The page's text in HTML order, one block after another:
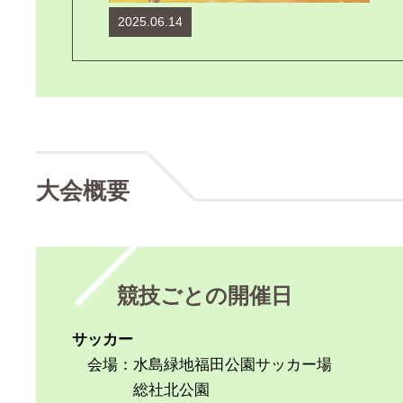
2025.06.14
大会概要
競技ごとの開催日
サッカー
会場：水島緑地福田公園サッカー場
総社北公園